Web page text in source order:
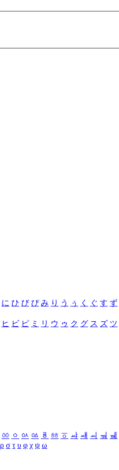
に ひ び ぴ み り う ぅ く ぐ す ず
ヒ ビ ピ ミ リ ウ ゥ ク グ ス ズ ツ
ㆀ ㆁ ㆂ ㆃ ㆄ ㆅ ㆆ ㆇ ㆈ ㆉ ㆊ ㆋ
ρ σ τ υ φ χ ψ ω